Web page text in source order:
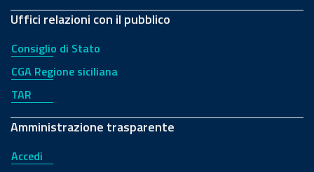
Uffici relazioni con il pubblico
Consiglio di Stato
CGA Regione siciliana
TAR
Amministrazione trasparente
Accedi